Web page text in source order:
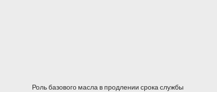
Роль базового масла в продлении срока службы